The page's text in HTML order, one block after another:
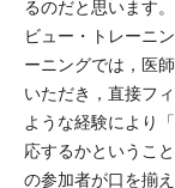
るのだと思います
ビュー・トレーニ
ーニングでは，医
いただき，直接フ
ような経験により
応するかというこ
の参加者が口を揃